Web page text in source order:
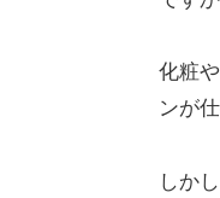
化粧
ンが
しか